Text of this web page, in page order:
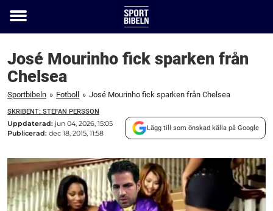
Toggle
José Mourinho fick sparken från
Chelsea
Sportbibeln » Fotboll » José Mourinho fick sparken från Chelsea
SKRIBENT: STEFAN PERSSON
Uppdaterad: jun 04, 2026, 15:05
Publicerad: dec 18, 2015, 11:58
Lägg till som önskad källa på Google